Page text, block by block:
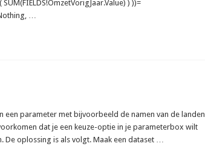
) ))=
…
een parameter met bijvoorbeeld de namen van de landen
dat je een keuze-optie in je parameterbox wilt
De oplossing is als volgt. Maak een dataset …